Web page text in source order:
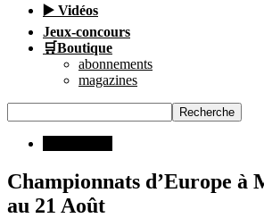
▶️ Vidéos
Jeux-concours
🛒Boutique
abonnements
magazines
Championnats d’Europe à
au 21 Août